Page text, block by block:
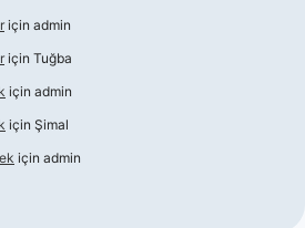
için admin
için Tuğba
için admin
için Şimal
için admin